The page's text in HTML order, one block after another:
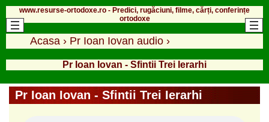
www.resurse-ortodoxe.ro - Predici, rugăciuni, filme, cărți, conferințe
ortodoxe
Acasa › Pr Ioan Iovan audio ›
Pr Ioan Iovan - Sfintii Trei Ierarhi
Pr Ioan Iovan - Sfintii Trei Ierarhi